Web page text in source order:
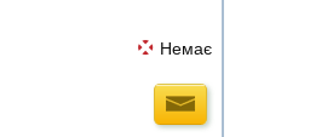
Немає